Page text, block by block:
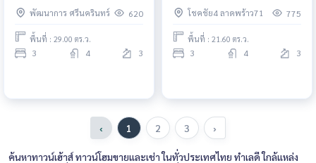
พัฒนาการ ศรีนครินทร์
620
พื้นที่ : 29.00 ตร.ว.
3 4 3
โชคชัย4 ลาดพร้าว71 775
พื้นที่ : 21.60 ตร.ว.
3 4 3
‹ 1 2 3 ›
ค้นหาทาวน์เฮ้าส์ ทาวน์โฮมขายและเช่า ในทั่วประเทศไทย ทำเลดี ใกล้แหล่ง